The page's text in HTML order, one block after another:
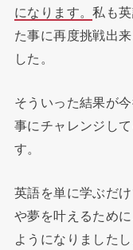
になります。私も
た事に再度挑戦出
した。
そういった結果が
事にチャレンジし
す。
英語を単に学ぶだ
や夢を叶えるため
ようになりました